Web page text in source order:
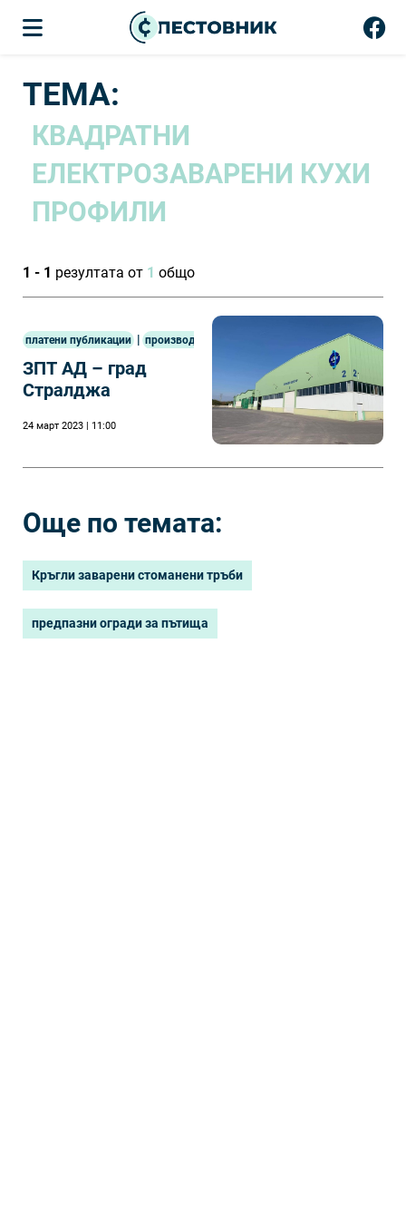
ТЕМА:
КВАДРАТНИ
ЕЛЕКТРОЗАВАРЕНИ КУХИ
ПРОФИЛИ
1 - 1 резултата от 1 общо
платени публикации | производство
ЗПТ АД – град
Стралджа
24 март 2023 | 11:00
Още по темата:
Кръгли заварени стоманени тръби
предпазни огради за пътища